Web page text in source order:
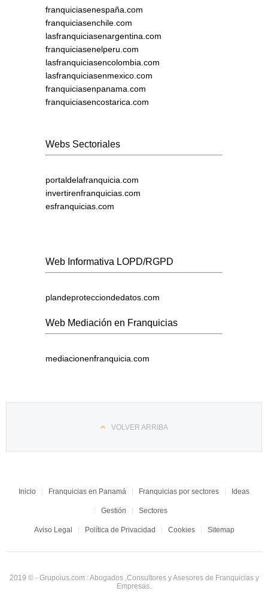
franquiciasenespaña.com
franquiciasenchile.com
lasfranquiciasenargentina.com
franquiciasenelperu.com
lasfranquiciasencolombia.com
lasfranquiciasenmexico.com
franquiciasenpanama.com
franquiciasencostarica.com
Webs Sectoriales
portaldelafranquicia.com
invertirenfranquicias.com
esfranquicias.com
Web Informativa LOPD/RGPD
plandeprotecciondedatos.com
Web Mediación en Franquicias
mediacionenfranquicia.com
VOLVER ARRIBA
Inicio Franquicias en Panamá Franquicias por sectores Ideas
Gestión Sectores
Aviso Legal Política de Privacidad Cookies Sitemap
2019 © - Grupoius.com : Abogados ,Consultores y Asesores de Franquicias y
Empresas.